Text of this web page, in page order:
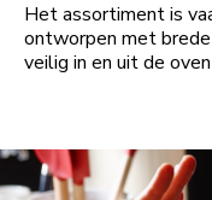
Het assortiment is
ontworpen met
veilig in en uit de